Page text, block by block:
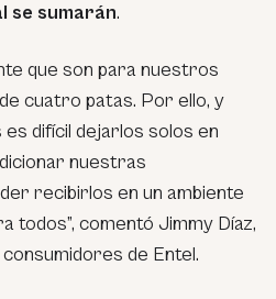
se sumarán.
que son para nuestros
cuatro patas. Por ello, y
difícil dejarlos solos en
nuestras
recibirlos en un ambiente
todos”, comentó Jimmy Díaz,
de Entel.